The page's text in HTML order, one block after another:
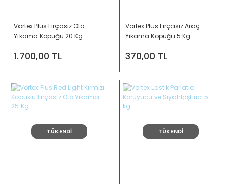
Vortex Plus Fırçasız Oto
Yıkama Köpüğü 20 Kg.
1.700,00 TL
Vortex Plus Fırçasız Araç
Yıkama Köpüğü 5 Kg.
370,00 TL
TÜKENDİ TÜKENDİ